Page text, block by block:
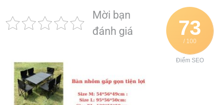
73
/ 100
Điểm SEO
Mời bạn
đánh giá